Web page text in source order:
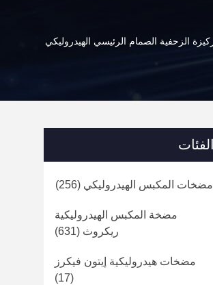
الفئات
مضخات المكبس الهيدروليكي (256)
مضخة المكبس الهيدروليكية
ريكروث (631)
مضخات هيدروليكية إيتون فيكرز
(17)